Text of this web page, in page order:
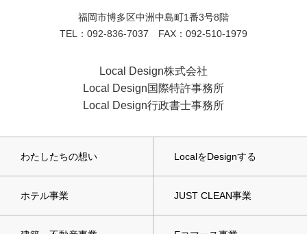
福岡市博多区中洲中島町1番3号8階
TEL：092-836-7037 FAX：092-510-1979
Local Design株式会社
Local Design国際特許事務所
Local Design行政書士事務所
わたしたちの想い LocalをDesignする
ホテル事業 JUST CLEAN事業